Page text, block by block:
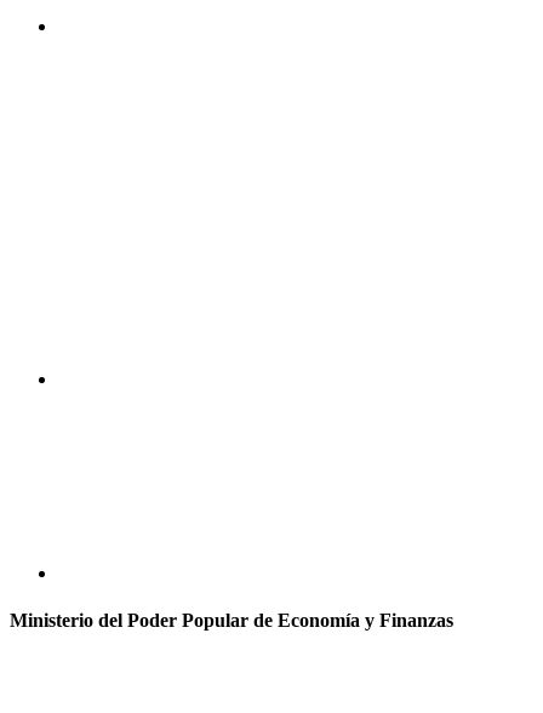
Ministerio del Poder Popular de Economía y Finanzas